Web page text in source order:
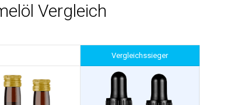
Vergleich
Vergleichssieger